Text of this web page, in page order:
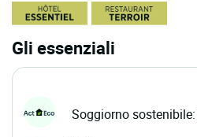
Gli essenziali
Soggiorno